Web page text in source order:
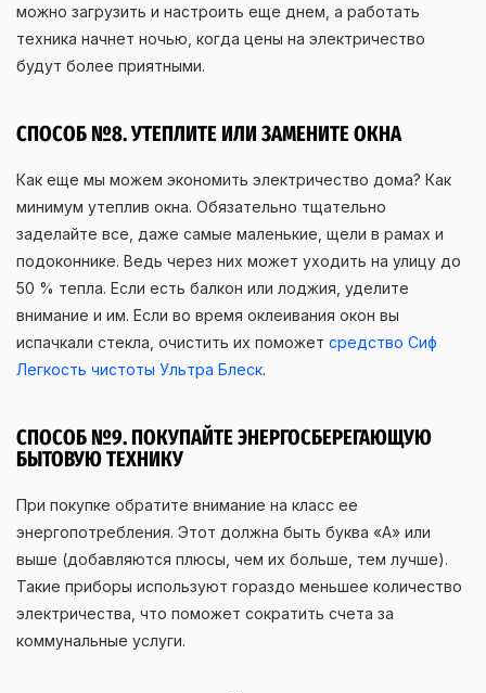
можно загрузить и настроить еще днем, а работать
техника начнет ночью, когда цены на электричество
будут более приятными.
СПОСОБ №8. УТЕПЛИТЕ ИЛИ ЗАМЕНИТЕ ОКНА
Как еще мы можем экономить электричество дома? Как
минимум утеплив окна. Обязательно тщательно
заделайте все, даже самые маленькие, щели в рамах и
подоконнике. Ведь через них может уходить на улицу до
50 % тепла. Если есть балкон или лоджия, уделите
внимание и им. Если во время оклеивания окон вы
испачкали стекла, очистить их поможет средство Сиф
Легкость чистоты Ультра Блеск.
СПОСОБ №9. ПОКУПАЙТЕ ЭНЕРГОСБЕРЕГАЮЩУЮ
БЫТОВУЮ ТЕХНИКУ
При покупке обратите внимание на класс ее
энергопотребления. Этот должна быть буква «А» или
выше (добавляются плюсы, чем их больше, тем лучше).
Такие приборы используют гораздо меньшее количество
электричества, что поможет сократить счета за
коммунальные услуги.